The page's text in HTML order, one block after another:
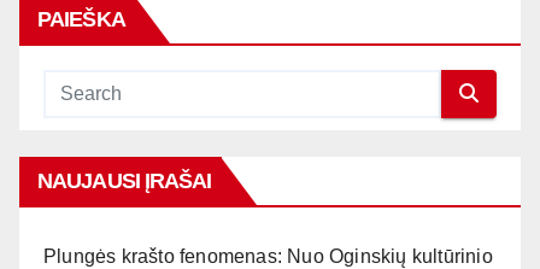
PAIEŠKA
NAUJAUSI ĮRAŠAI
Plungės krašto fenomenas: Nuo Oginskių kultūrinio